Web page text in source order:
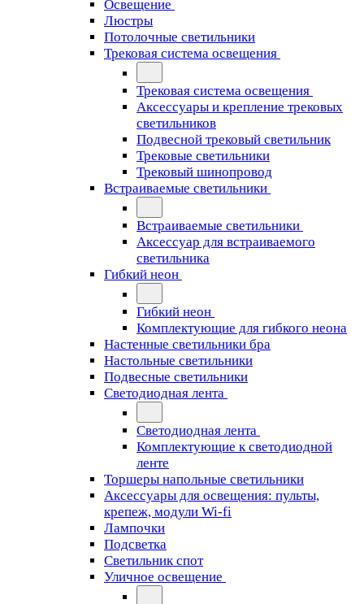
Освещение
Люстры
Потолочные светильники
Трековая система освещения
Трековая система освещения
Аксессуары и крепление трековых
светильников
Подвесной трековый светильник
Трековые светильники
Трековый шинопровод
Встраиваемые светильники
Встраиваемые светильники
Аксессуар для встраиваемого
светильника
Гибкий неон
Гибкий неон
Комплектующие для гибкого неона
Настенные светильники бра
Настольные светильники
Подвесные светильники
Светодиодная лента
Светодиодная лента
Комплектующие к светодиодной
ленте
Торшеры напольные светильники
Аксессуары для освещения: пульты,
крепеж, модули Wi-fi
Лампочки
Подсветка
Светильник спот
Уличное освещение